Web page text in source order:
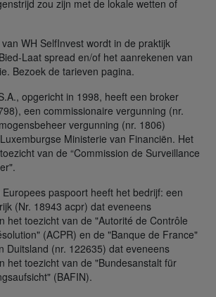
zou zijn met de lokale wetten of
WH SelfInvest wordt in de praktijk
Laat spread en/of het aanrekenen van
Bezoek de tarieven pagina.
opgericht in 1998, heeft een broker
een commissionaire vergunning (nr.
vergunning (nr. 1806)
Ministerie van Financiën. Het
van de “Commission de Surveillance
paspoort heeft het bedrijf: een
(Nr. 18943 acpr) dat eveneens
het toezicht van de "Autorité de Contrôle
(ACPR) en de "Banque de France"
Duitsland (nr. 122635) dat eveneens
het toezicht van de "Bundesanstalt für
(BAFIN).